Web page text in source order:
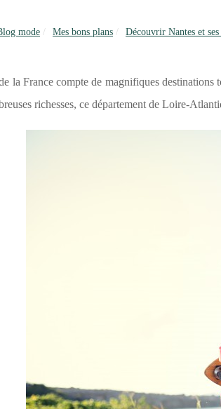
mode Mes bons plans Découvrir Nantes et
la France compte de magnifiques destinations
richesses, ce département de Loire-